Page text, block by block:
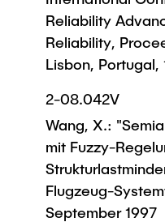
Reliability
Reliability,
Lisbon, Portugal,
2-08.042V
Wang, X.:
mit Fuzzy-
Flugzeug-
September 1997